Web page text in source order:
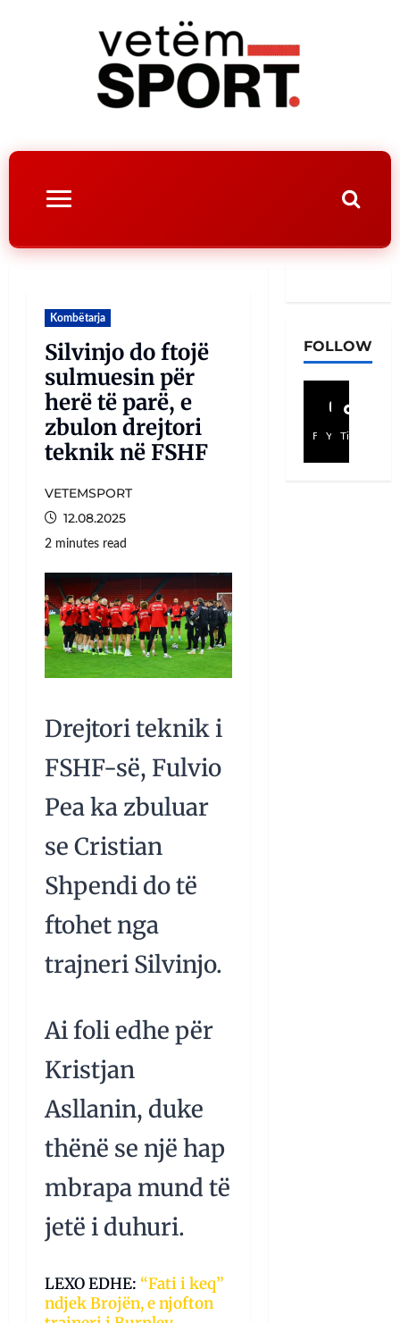
Kombëtarja
Silvinjo do ftojë
sulmuesin për
herë të parë, e
zbulon drejtori
teknik në FSHF
VETEMSPORT
12.08.2025
2 minutes read
Drejtori teknik i
FSHF-së, Fulvio
Pea ka zbuluar
se Cristian
Shpendi do të
ftohet nga
trajneri Silvinjo.
Ai foli edhe për
Kristjan
Asllanin, duke
thënë se një hap
mbrapa mund të
jetë i duhuri.
LEXO EDHE: “Fati i keq”
ndjek Brojën, e njofton
FOLLOW
Facebook
YouTube
TikTok